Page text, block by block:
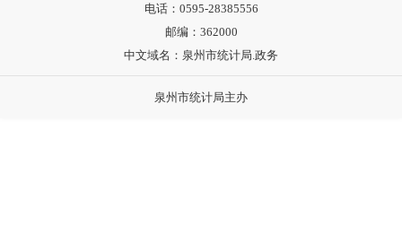
电话：0595-28385556
邮编：362000
中文域名：泉州市统计局.政务
泉州市统计局主办